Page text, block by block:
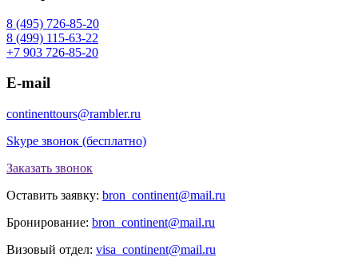
8 (495) 726-85-20
8 (499) 115-63-22
+7 903 726-85-20
E-mail
continenttours@rambler.ru
Skype звонок (бесплатно)
Заказать звонок
Оставить заявку: bron_continent@mail.ru
Бронирование: bron_continent@mail.ru
Визовый отдел: visa_continent@mail.ru